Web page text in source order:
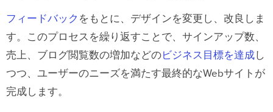
フィードバック をもとに、デザインを変更し、改良しま
す。このプロセスを繰り返すことで、サインアップ数、
売上、ブログ閲覧数の増加などのビジネス目標を達成し
つつ、ユーザーのニーズを満たす最終的なWebサイトが
完成します。